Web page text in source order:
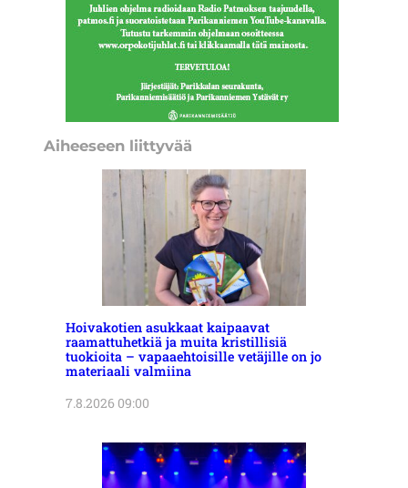
Aiheeseen liittyvää
Hoivakotien asukkaat kaipaavat
raamattuhetkiä ja muita kristillisiä
tuokioita – vapaaehtoisille vetäjille on jo
materiaali valmiina
7.8.2026 09:00